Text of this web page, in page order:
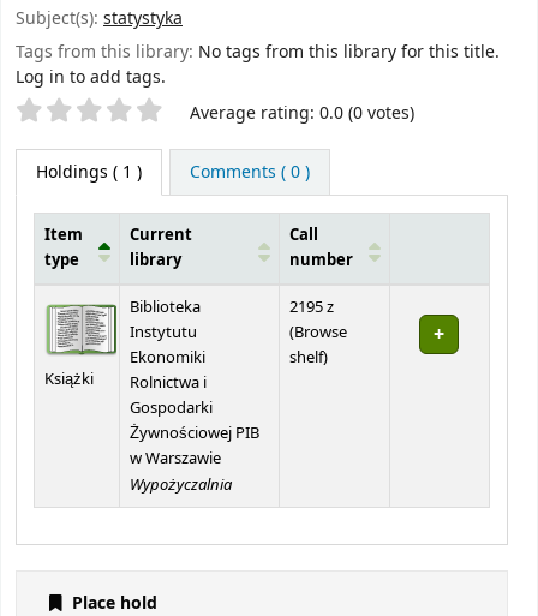
Subject(s): statystyka
Tags from this library: No tags from this library for this title.
Log in to add tags.
Star ratings Average rating: 0.0 (0 votes)
Holdings ( 1 ) Comments ( 0 )
Item
type
Current
library
Call
number
Książki
Biblioteka
Instytutu
Ekonomiki
Rolnictwa i
Gospodarki
Żywnościowej PIB
w Warszawie
Wypożyczalnia
2195 z
(Browse
shelf(Opens below)
)
Place hold